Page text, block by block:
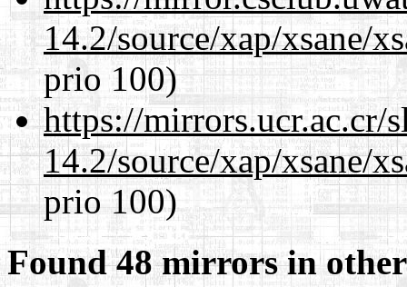
14.2/source/xap/xsane/
prio 100)
https://mirrors.ucr.ac.cr/
14.2/source/xap/xsane/
prio 100)
Found 48 mirrors in